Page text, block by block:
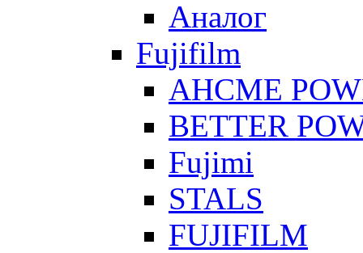
Аналог
Fujifilm
AHCME
BETTER
Fujimi
STALS
FUJIFILM